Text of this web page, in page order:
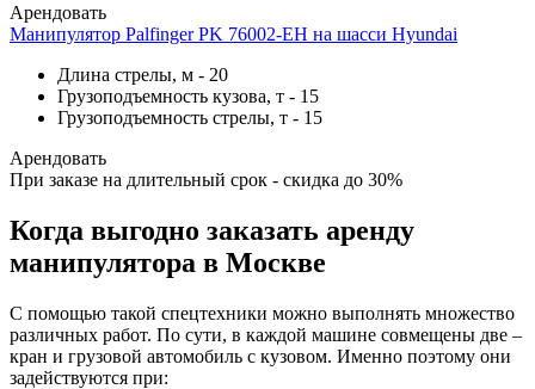
Арендовать
Манипулятор Palfinger PK 76002-EH на шасси Hyundai
Длина стрелы, м - 20
Грузоподъемность кузова, т - 15
Грузоподъемность стрелы, т - 15
Арендовать
При заказе на длительный срок - скидка до 30%
Когда выгодно заказать аренду
манипулятора в Москве
С помощью такой спецтехники можно выполнять множество
различных работ. По сути, в каждой машине совмещены две –
кран и грузовой автомобиль с кузовом. Именно поэтому они
задействуются при: